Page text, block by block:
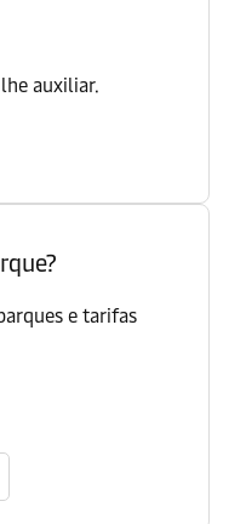
auxiliar.
e tarifas